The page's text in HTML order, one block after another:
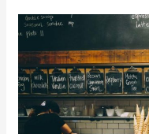
ARTICLE